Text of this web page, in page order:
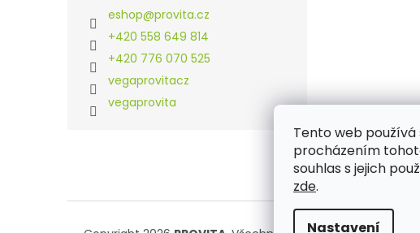
Tento web
procházením
souhlas s jejich
zde.
Nastavení
eshop@provita.cz
+420 558 649 814
+420 776 070 525
vegaprovitacz
vegaprovita